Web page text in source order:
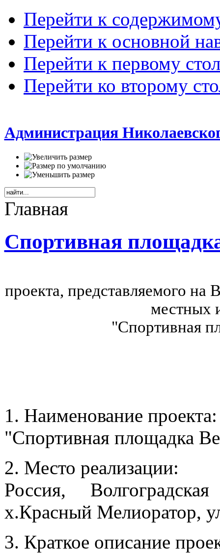
Перейти к
Перейти к основной
Перейти к первому
Перейти ко второму
Администрация
Главная
Спортивная
проекта, представляемого на
местных
"Спортивная
1. Наименование
"Спортивная площадка
2. Место реализации:
Россия,
х.Красный Мелиоратор,
3. Краткое описание